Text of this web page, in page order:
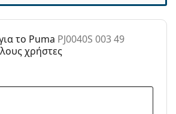
Παιδικά
Puma
PJ0040S 003 49
το Puma PJ0040S 003 49
χρήστες